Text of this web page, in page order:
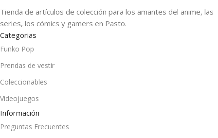
Tienda de artículos de colección para los amantes del anime, las
series, los cómics y gamers en Pasto.
Categorias
Funko Pop
Prendas de vestir
Coleccionables
Videojuegos
Información
Preguntas Frecuentes